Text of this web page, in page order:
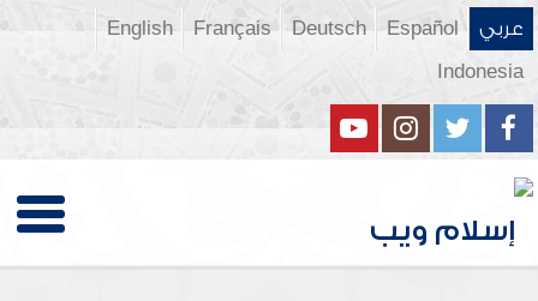
عربي Español
Deutsch
Français
English
Indonesia